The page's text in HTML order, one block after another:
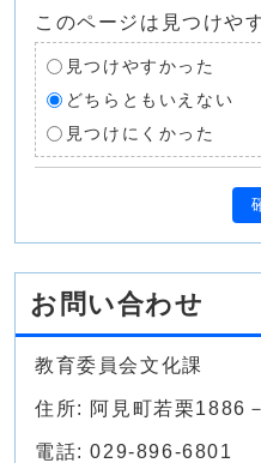
このページは見つけや
見つけやすかった
どちらともいえない
見つけにくかった
お問い合わせ
教育委員会文化課
住所: 阿見町若栗1886
電話: 029-896-6801